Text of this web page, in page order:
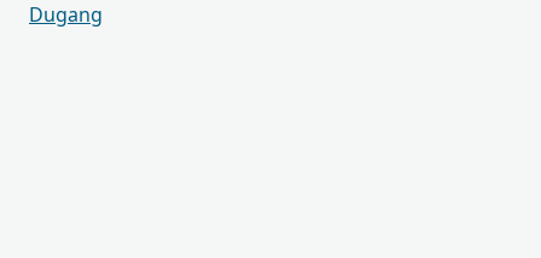
Dugang